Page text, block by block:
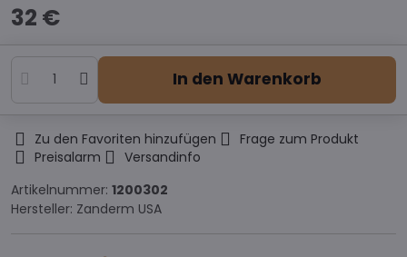
32 €
In den Warenkorb
Zu den Favoriten hinzufügen
Frage zum Produkt
Preisalarm
Versandinfo
Artikelnummer: 1200302
Hersteller: Zanderm USA